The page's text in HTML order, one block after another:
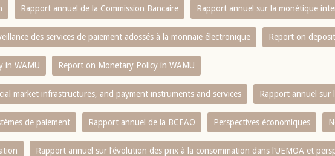
Rapport annuel de la Commission Bancaire Rapport annuel sur la monétique
des services de paiement adossés à la monnaie électronique Report on
in WAMU Report on Monetary Policy in WAMU
market infrastructures, and payment instruments and services Rapport annuel sur
de paiement Rapport annuel de la BCEAO Perspectives économiques
Rapport annuel sur l‘évolution des prix à la consommation dans l‘UEMOA et